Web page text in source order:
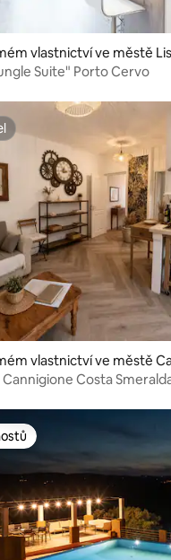
vlastnictví ve městě
Suite" Porto Cervo
vlastnictví ve městě
Costa